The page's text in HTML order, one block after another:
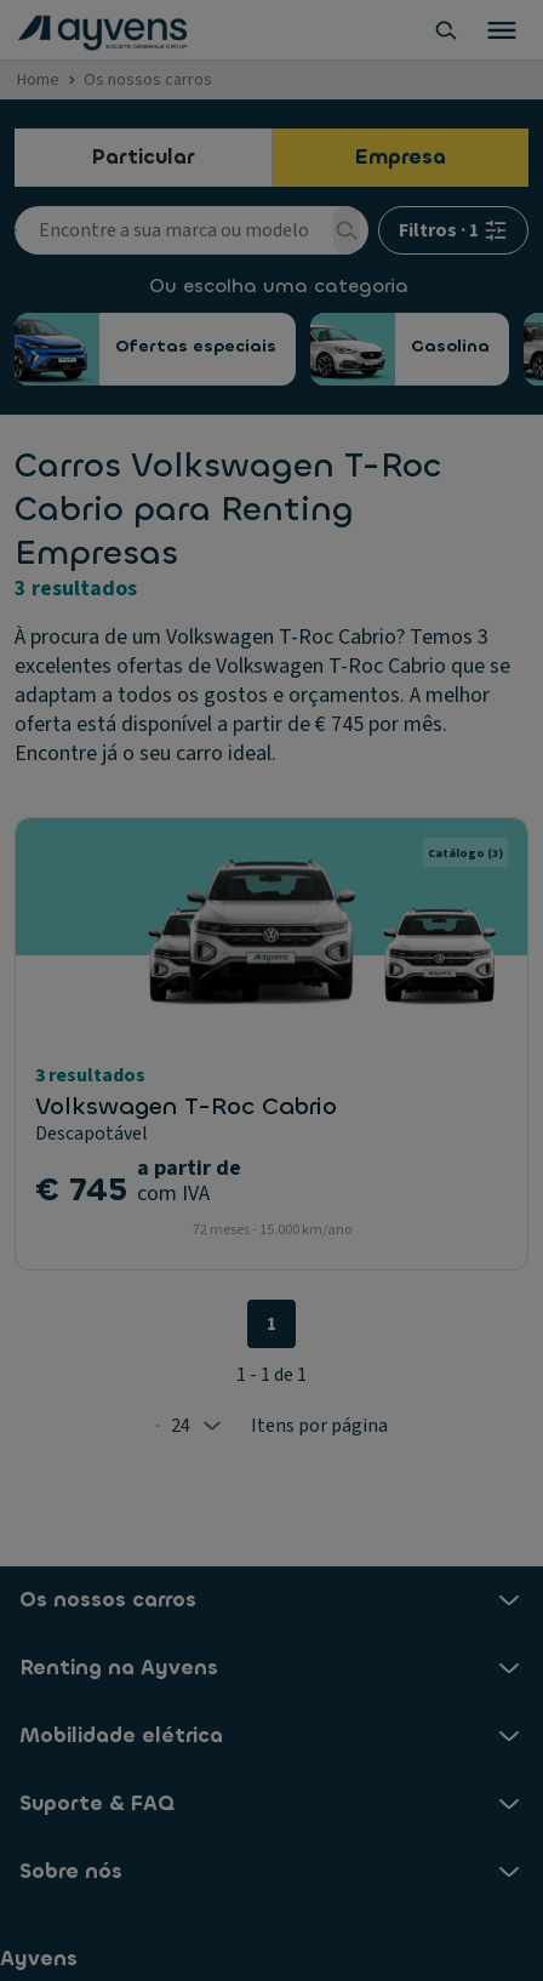
Home Os nossos carros
Particular Empresa
Filtros ·1
Ou escolha uma categoria
Ofertas especiais Gasolina
Carros Volkswagen T-Roc
Cabrio para Renting
Empresas
3 resultados
À procura de um Volkswagen T-Roc Cabrio? Temos 3
excelentes ofertas de Volkswagen T-Roc Cabrio que se
adaptam a todos os gostos e orçamentos. A melhor
oferta está disponível a partir de € 745 por mês.
Encontre já o seu carro ideal.
Catálogo (3)
3 resultados
Volkswagen T-Roc Cabrio
Descapotável
€ 745 a partir de
com IVA
72 meses - 15.000 km/ano
Selected: 24
24 Itens por página
1
1 - 1 de 1
Os nossos carros
Renting na Ayvens
Mobilidade elétrica
Suporte & FAQ
Sobre nós
Ayvens